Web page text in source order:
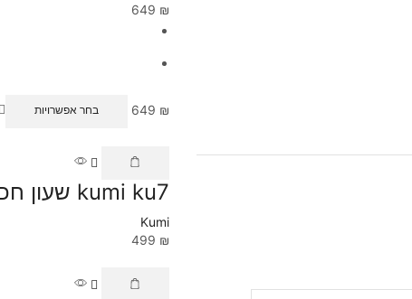
649 ₪
649 ₪ בחר אפשרויות
kumi ku7 שעון חכם
Kumi
499 ₪